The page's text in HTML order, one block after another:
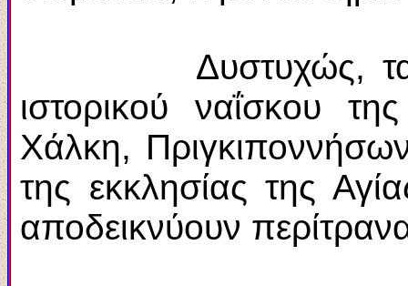
Δυστυχώς, τα
ιστορικού ναΐσκου
Χάλκη,
της εκκλησίας της
αποδεικνύουν